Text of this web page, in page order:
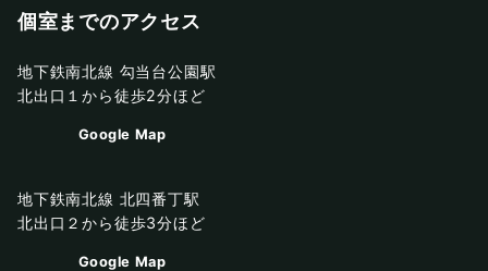
個室までのアクセス
地下鉄南北線 勾当台公園駅
北出口１から徒歩2分ほど
Google Map
地下鉄南北線 北四番丁駅
北出口２から徒歩3分ほど
Google Map